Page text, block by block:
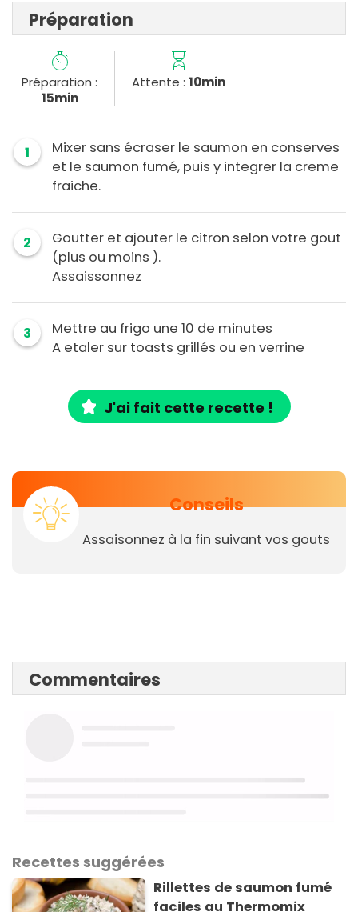
Préparation
Préparation :
15min
Attente :10min
1
Mixer sans écraser le saumon en conserves
et le saumon fumé, puis y integrer la creme
fraiche.
2
Goutter et ajouter le citron selon votre gout
(plus ou moins ).
Assaissonnez
3
Mettre au frigo une 10 de minutes
A etaler sur toasts grillés ou en verrine
J'ai fait cette recette !
Conseils
Assaisonnez à la fin suivant vos gouts
Commentaires
Recettes suggérées
Rillettes de saumon fumé
faciles au Thermomix